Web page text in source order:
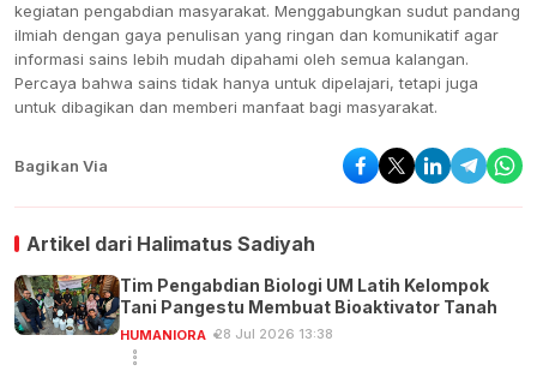
kegiatan pengabdian masyarakat. Menggabungkan sudut pandang
ilmiah dengan gaya penulisan yang ringan dan komunikatif agar
informasi sains lebih mudah dipahami oleh semua kalangan.
Percaya bahwa sains tidak hanya untuk dipelajari, tetapi juga
untuk dibagikan dan memberi manfaat bagi masyarakat.
Bagikan Via
Artikel dari Halimatus Sadiyah
Tim Pengabdian Biologi UM Latih Kelompok
Tani Pangestu Membuat Bioaktivator Tanah
HUMANIORA 28 Jul 2026 13:38